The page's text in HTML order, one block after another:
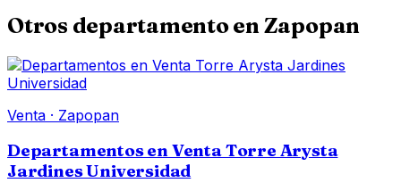
Otros departamentoen Zapopan
Venta · Zapopan
Departamentos en Venta Torre Arysta
Jardines Universidad